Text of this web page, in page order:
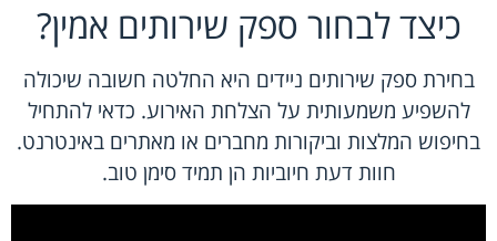
כיצד לבחור ספק שירותים אמין?
בחירתספק שירותים ניידים היא החלטה חשובה שיכולה
להשפיע משמעותית על הצלחת האירוע. כדאי להתחיל
בחיפוש המלצות וביקורות מחברים או מאתרים באינטרנט.
חוות דעת חיוביות הן תמיד סימן טוב.